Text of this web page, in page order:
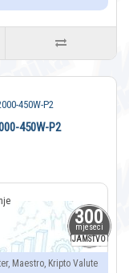
300
mjeseci
JAMSTVO
450W-P2
Maestro, Kripto Valute